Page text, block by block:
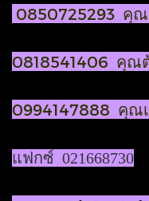
0850725293 คุ
0818541406 คุณ
0994147888 คุณ
แฟกซ์ 021668730